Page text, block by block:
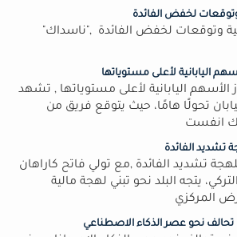
وتوقعات لخفض الفائدة
وتوقعات لخفض الفائدة ,"ناسداك"
اليابانية لأعلى مستوياتها
الأسهم اليابانية لأعلى مستوياتها , تشهد
تحولًا هامًا، حيث يتوقع فريق من
انفست
تشديد الفائدة
تشديد الفائدة ,مع تولي فاتح كاراهان
يتجه البلد نحو تبني لهجة مالية
المركزي
تحالف نحو عصر الذكاء الاصطناعي